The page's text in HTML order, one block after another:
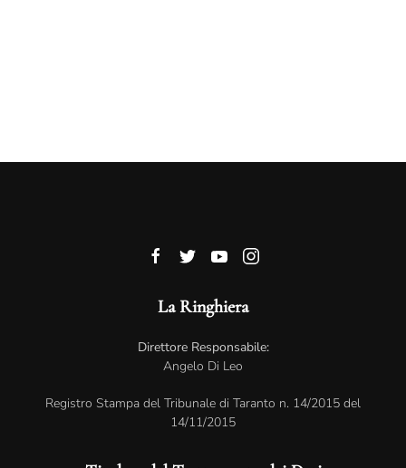
La Ringhiera
Direttore Responsabile:
Angelo Di Leo
Registro Stampa del Tribunale di Taranto n. 14/2015 del
14/11/2015